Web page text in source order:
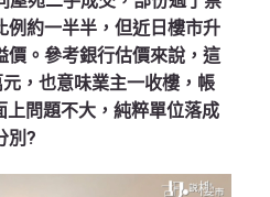
例約一半半，但近日樓市升
價。參考銀行估價來說，這
，也意味業主一收樓，帳
上問題不大，純粹單位落成
別?